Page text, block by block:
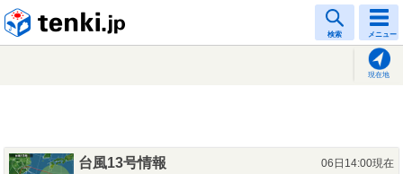
検索 メニュー
現在地
台風13号情報
06日14:00現在